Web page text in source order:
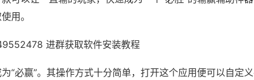
用。
进群获取软件安装教程
“必赢”。其操作方式十分简单，打开这个应用便可以自定